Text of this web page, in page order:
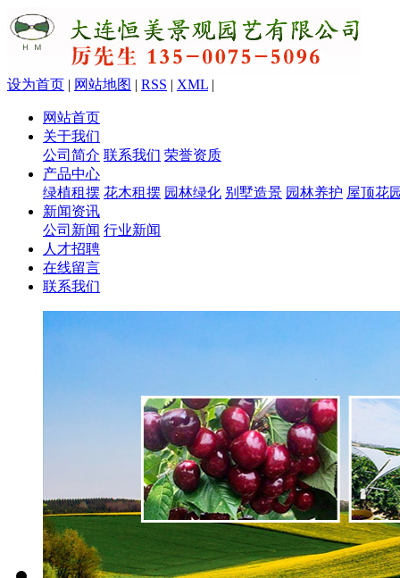
设为首页 | 网站地图 | RSS | XML |
网站首页
关于我们
公司简介 联系我们 荣誉资质
产品中心
绿植租摆 花木租摆 园林绿化 别墅造景 园林养护 屋顶花
新闻资讯
公司新闻 行业新闻
人才招聘
在线留言
联系我们